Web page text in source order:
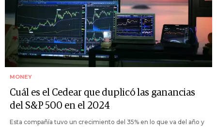
MONEY
Cuál es el Cedear que duplicó las ganancias
del S&P 500 en el 2024
Esta compañía tuvo un crecimiento del 35% en lo que va del año y